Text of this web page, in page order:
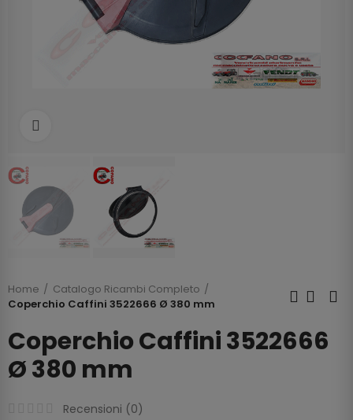
Home
Catalogo Ricambi Completo
Coperchio Caffini 3522666 Ø 380 mm
Coperchio Caffini 3522666
Ø 380 mm
Recensioni (0)